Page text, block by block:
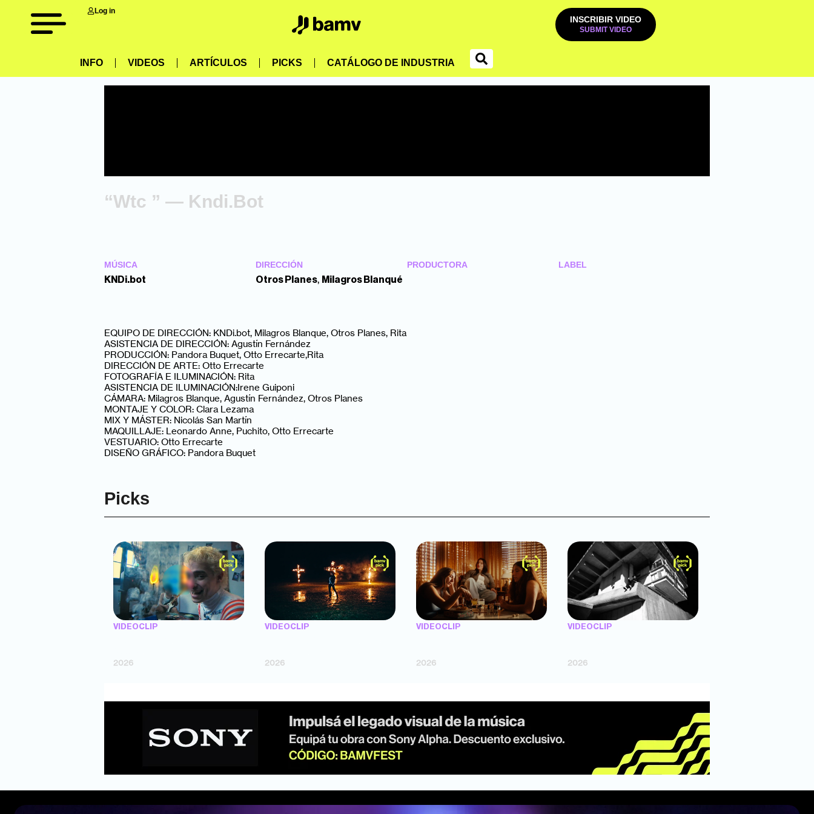
Log in
INSCRIBIR VIDEO
INFO VIDEOS ARTÍCULOS PICKS CATÁLOGO DE INDUSTRIA
“Wtc ” — Kndi.Bot
MÚSICA
KNDi.bot
DIRECCIÓN
Otros Planes, Milagros Blanqué
PRODUCTORA LABEL
EQUIPO DE DIRECCIÓN: KNDi.bot, Milagros Blanque, Otros Planes, Rita
ASISTENCIA DE DIRECCIÓN: Agustín Fernández
PRODUCCIÓN: Pandora Buquet, Otto Errecarte,Rita
DIRECCIÓN DE ARTE: Otto Errecarte
FOTOGRAFÍA E ILUMINACIÓN: Rita
ASISTENCIA DE ILUMINACIÓN:Irene Guiponi
CÁMARA: Milagros Blanque, Agustín Fernández, Otros Planes
MONTAJE Y COLOR: Clara Lezama
MIX Y MÁSTER: Nicolás San Martín
MAQUILLAJE: Leonardo Anne, Puchito, Otto Errecarte
VESTUARIO: Otto Errecarte
DISEÑO GRÁFICO: Pandora Buquet
Picks
VIDEOCLIP
2026
VIDEOCLIP
2026
VIDEOCLIP
2026
VIDEOCLIP
2026